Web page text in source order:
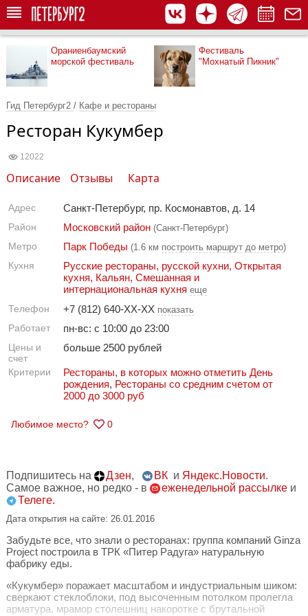
Ораниенбаумский
морской фестиваль
Фестиваль
"Мохнатый Пикник"
Гид Петербург2 / Кафе и рестораны
Ресторан Кукумбер
12022
Описание Отзывы Карта
Адрес Санкт-Петербург, пр. Космонавтов, д. 14
Район Московский район (Санкт-Петербург)
Метро Парк Победы (1.6 км построить маршрут до метро)
Кухня Русские рестораны, русской кухни, Открытая
кухня, Кальян, Смешанная и
интернациональная кухня еще
Телефон +7 (812) 640-XX-XX показать
Работает пн-вс: с 10:00 до 23:00
Цены и
счет
больше 2500 рублей
Критерии
Рестораны, в которых можно отметить День
рождения, Рестораны со средним счетом от
2000 до 3000 руб
Любимое место? 0
Подпишитесь на Дзен, ВК и Яндекс.Новости.
Самое важное, но редко - в
еженедельной рассылке и
Телеге.
Дата открытия на сайте: 26.01.2016
Забудьте все, что знали о ресторанах: группа компаний Ginza
Project построила в ТРК «Питер Радуга» натуральную
фабрику еды.
«Кукумбер» поражает масштабом и индустриальным шиком:
сверкают стеклоблоки, под высоченным потолком пролегла
арматура, мрамор столешниц накоротке с брутальной